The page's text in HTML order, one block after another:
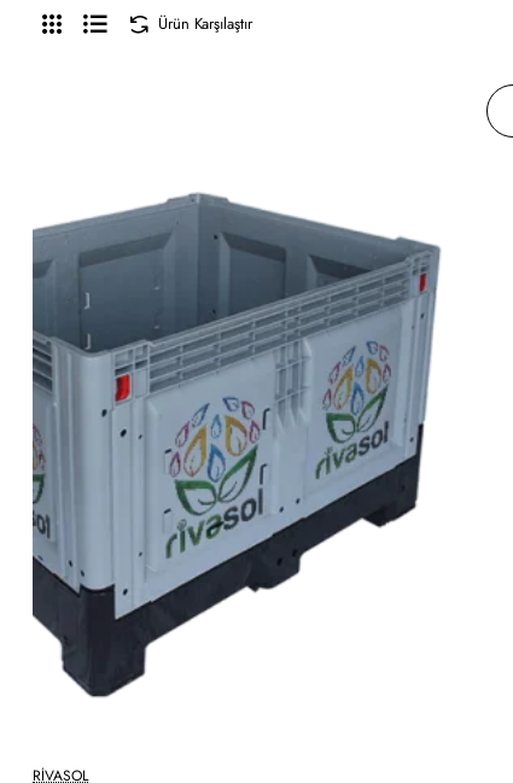
Ürün Karşılaştır
RIVASOL